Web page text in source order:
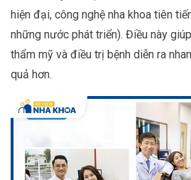
hiện đại, công nghệ nha khoa tiên
những nước phát triển). Điều này
thẩm mỹ và điều trị bệnh diễn ra
quả hơn.